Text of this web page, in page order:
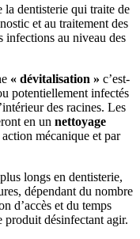
la dentisterie qui traite de
et au traitement des
infections au niveau des
« dévitalisation » c’est-
potentiellement infectés
des racines. Les
en un nettoyage
action mécanique et par
longs en dentisterie,
dépendant du nombre
d’accès et du temps
produit désinfectant agir.